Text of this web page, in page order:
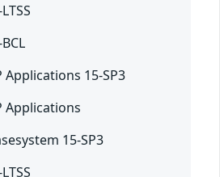
Applications 15-SP3
Applications
15-SP3